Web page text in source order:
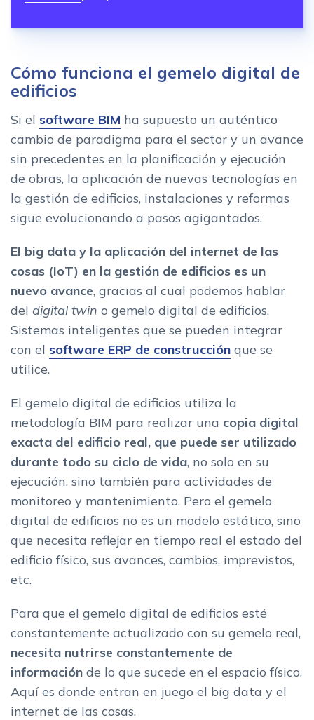
Cómo funciona el gemelo digital de
edificios
Si el software BIM ha supuesto un auténtico
cambio de paradigma para el sector y un avance
sin precedentes en la planificación y ejecución
de obras, la aplicación de nuevas tecnologías en
la gestión de edificios, instalaciones y reformas
sigue evolucionando a pasos agigantados.
El big data y la aplicación del internet de las
cosas (IoT) en la gestión de edificios es un
nuevo avance, gracias al cual podemos hablar
del digital twin o gemelo digital de edificios.
Sistemas inteligentes que se pueden integrar
con el software ERP de construcción que se
utilice.
El gemelo digital de edificios utiliza la
metodología BIM para realizar una copia digital
exacta del edificio real, que puede ser utilizado
durante todo su ciclo de vida, no solo en su
ejecución, sino también para actividades de
monitoreo y mantenimiento. Pero el gemelo
digital de edificios no es un modelo estático, sino
que necesita reflejar en tiempo real el estado del
edificio físico, sus avances, cambios, imprevistos,
etc.
Para que el gemelo digital de edificios esté
constantemente actualizado con su gemelo real,
necesita nutrirse constantemente de
información de lo que sucede en el espacio físico.
Aquí es donde entran en juego el big data y el
internet de las cosas.